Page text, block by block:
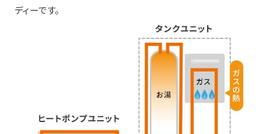
ディーです。